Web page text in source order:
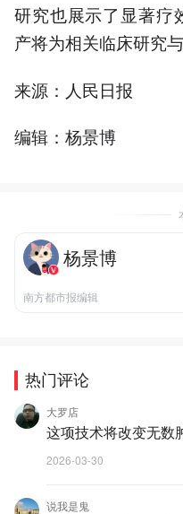
研究也展示了显著疗
产将为相关临床研究
来源：人民日报
编辑：杨景博
杨景博
南方都市报编辑
热门评论
大罗店
这项技术将改变无数
2026-03-30
说我是鬼